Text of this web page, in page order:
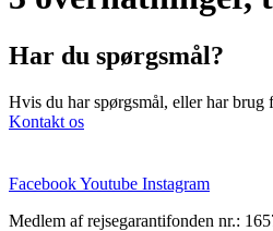
Har du spørgsmål?
Hvis du har spørgsmål, eller har
Kontakt os
FacebookYoutube Instagram
Medlem af rejsegarantifonden nr.: